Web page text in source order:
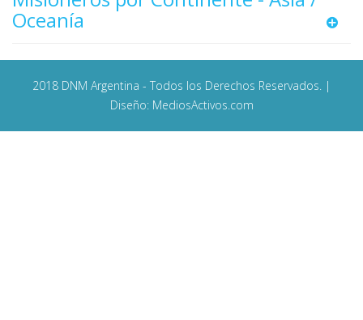
Oceanía
2018 DNM Argentina - Todos los Derechos Reservados. |
Diseño: MediosActivos.com